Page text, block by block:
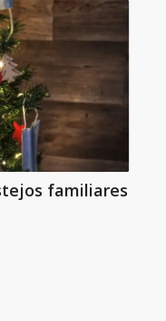
familiares